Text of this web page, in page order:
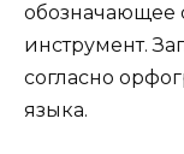
обозначающее
инструмент.
согласно
языка.